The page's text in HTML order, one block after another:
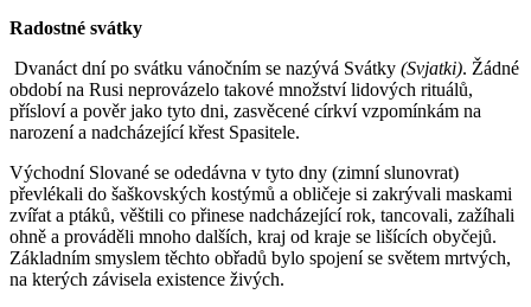
Radostné svátky
Dvanáct dní po svátku vánočním se nazývá Svátky (Svjatki). Žádné
období na Rusi neprovázelo takové množství lidových rituálů,
přísloví a pověr jako tyto dni, zasvěcené církví vzpomínkám na
narození a nadcházející křest Spasitele.
Východní Slované se odedávna v tyto dny (zimní slunovrat)
převlékali do šaškovských kostýmů a obličeje si zakrývali maskami
zvířat a ptáků, věštili co přinese nadcházející rok, tancovali, zažíhali
ohně a prováděli mnoho dalších, kraj od kraje se lišících obyčejů.
Základním smyslem těchto obřadů bylo spojení se světem mrtvých,
na kterých závisela existence živých.